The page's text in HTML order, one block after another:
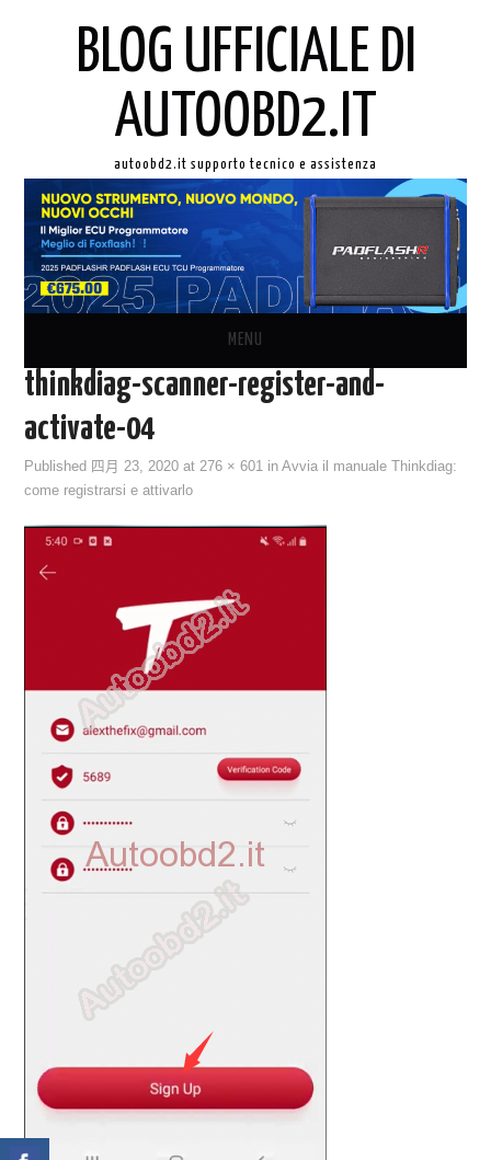
BLOG UFFICIALE DI
AUTOOBD2.IT
autoobd2.it supporto tecnico e assistenza
MENU
ORIGINALE LAUNCH X431
KEY CUTTING MACHINE
ORIGINALE OBDSTAR
ALIENTECH KESS V3
XHORSE VVDI
thinkdiag-scanner-register-and-
activate-04
Published 四月 23, 2020 at276 × 601 inAvvia il manuale Thinkdiag:
come registrarsi e attivarlo